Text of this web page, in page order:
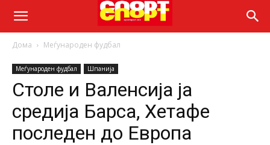
Дома Меѓународен фудбал
Меѓународен фудбал Шпанија
Столе и Валенсија ја
средија Барса, Хетафе
последен до Европа